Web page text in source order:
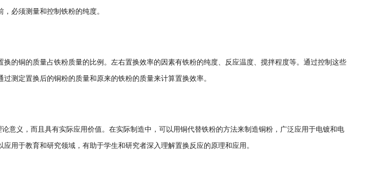
必须测量和控制铁粉的纯度。
换的铜的质量占铁粉质量的比例。左右置换效率的因素有铁粉的纯度、反应温度、搅拌程度等。通过控制这些
测定置换后的铜粉的质量和原来的铁粉的质量来计算置换效率。
意义，而且具有实际应用价值。在实际制造中，可以用铜代替铁粉的方法来制造铜粉，广泛应用于电镀和电
用于教育和研究领域，有助于学生和研究者深入理解置换反应的原理和应用。